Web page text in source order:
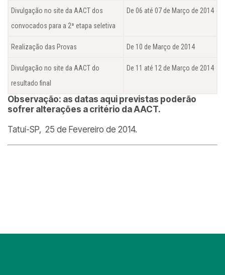
Divulgação no site da AACT dos
convocados para a 2ª etapa seletiva
De 06 até 07 de Março de 2014
Realização das Provas De 10 de Março de 2014
Divulgação no site da AACT do
resultado final
De 11 até 12 de Março de 2014
Observação: as datas aqui previstas poderão
sofrer alterações a critério da AACT.
Tatuí-SP, 25 de Fevereiro de 2014.